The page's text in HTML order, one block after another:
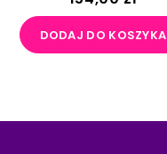
DODAJ DO KOSZYKA